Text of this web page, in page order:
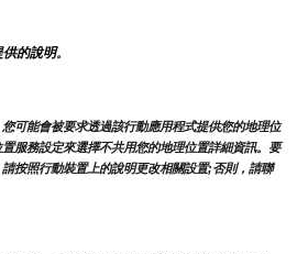
供的說明。
可能會被要求透過該行動應用程式提供您的地理位
服務設定來選擇不共用您的地理位置詳細資訊。要
按照行動裝置上的說明更改相關設置;否則，請聯